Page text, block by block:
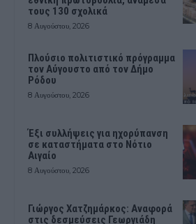
τους 130 σχολικά
8 Αυγούστου, 2026
Πλούσιο πολιτιστικό πρόγραμμα
τον Αύγουστο από τον Δήμο
Ρόδου
8 Αυγούστου, 2026
Έξι συλλήψεις για ηχορύπανση
σε καταστήματα στο Νότιο
Αιγαίο
8 Αυγούστου, 2026
Γιώργος Χατζημάρκος: Αναφορά
στις δεσμεύσεις Γεωργιάδη